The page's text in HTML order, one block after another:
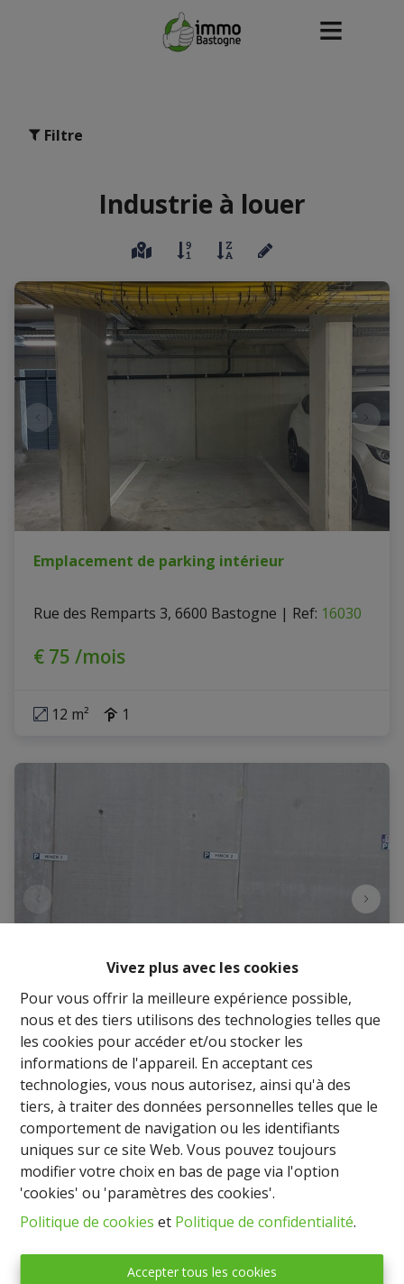
Vivez plus avec les cookies
Pour vous offrir la meilleure expérience possible,
nous et des tiers utilisons des technologies telles que
les cookies pour accéder et/ou stocker les
informations de l'appareil. En acceptant ces
technologies, vous nous autorisez, ainsi qu'à des
tiers, à traiter des données personnelles telles que le
comportement de navigation ou les identifiants
uniques sur ce site Web. Vous pouvez toujours
modifier votre choix en bas de page via l'option
'cookies' ou 'paramètres des cookies'.
Politique de cookies et Politique de confidentialité.
Accepter tous les cookies
Filtre
Industrie à louer
Emplacement de parking intérieur
Rue des Remparts 3, 6600 Bastogne | Ref: 16030
€ 75 /mois
12 m² 1
Parking / Garage
Rue de la Chapelle  25, 6600 Bastogne |
Ref : 15377
€ 40 /mois